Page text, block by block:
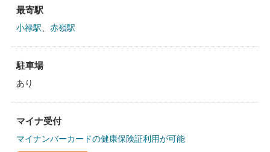
最寄駅
小禄駅 赤嶺駅
駐車場
あり
マイナ受付
マイナンバーカードの健康保険証利用が可能